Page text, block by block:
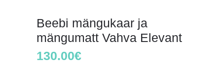
Beebi mängukaar ja
mängumatt Vahva Elevant
130.00€